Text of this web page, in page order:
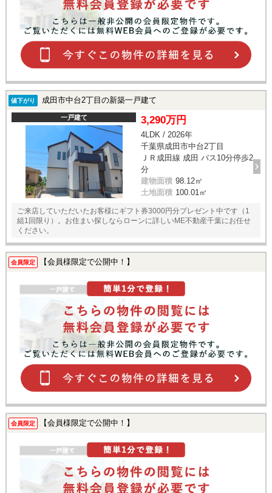
値下がり 成田市中台2丁目の新築一戸建て
一戸建て 3,290万円
4LDK / 2026年
千葉県成田市中台2丁目
ＪＲ成田線 成田 バス10分停歩2
分
建物面積 98.12㎡
土地面積 100.01㎡
ご来店していただいたお客様にギフト券3000円分プレゼント中です（1
組1回限り）。お住まい探しならローンに詳しいME不動産千葉にお任せ
ください。
会員限定 【会員様限定で公開中！】
会員限定 【会員様限定で公開中！】